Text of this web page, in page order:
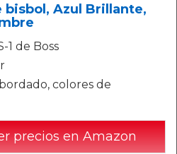
bisbol, Azul Brillante,
1 de Boss
colores de
precios en Amazon